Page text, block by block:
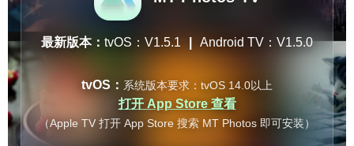
最新版本： tvOS：V1.5.1 Android TV：V1.5.0
tvOS： 系统版本要求：tvOS 14.0以上
打开 App Store 查看
（Apple TV 打开 App Store 搜索 MT Photos 即可安装）